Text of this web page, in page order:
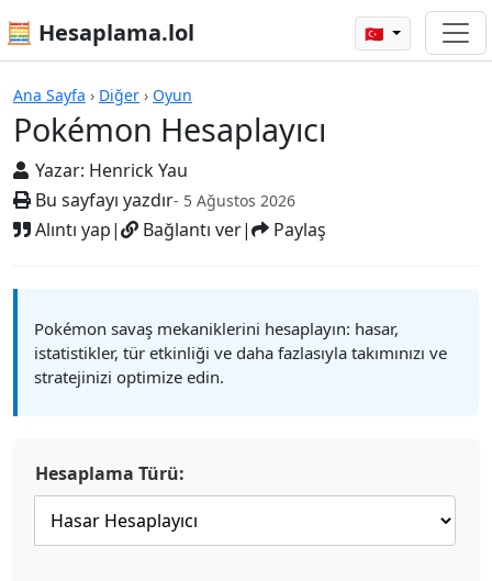
🧮 Hesaplama.lol 🇹🇷
Ana Sayfa › Diğer › Oyun
Pokémon Hesaplayıcı
Yazar: Henrick Yau
Bu sayfayı yazdır- 5 Ağustos 2026
Alıntı yap| Bağlantı ver| Paylaş
Hesap Makineleri
Pokémon savaş mekaniklerini hesaplayın: hasar,
istatistikler, tür etkinliği ve daha fazlasıyla takımınızı ve
stratejinizi optimize edin.
Hesaplama Türü: